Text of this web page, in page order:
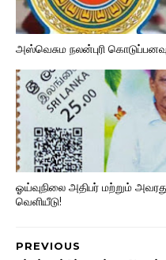
அஸ்வெசும நலன்புரி
ஓய்வுநிலை அதிபர் மற்றும்
வெளியீடு!
PREVIOUS